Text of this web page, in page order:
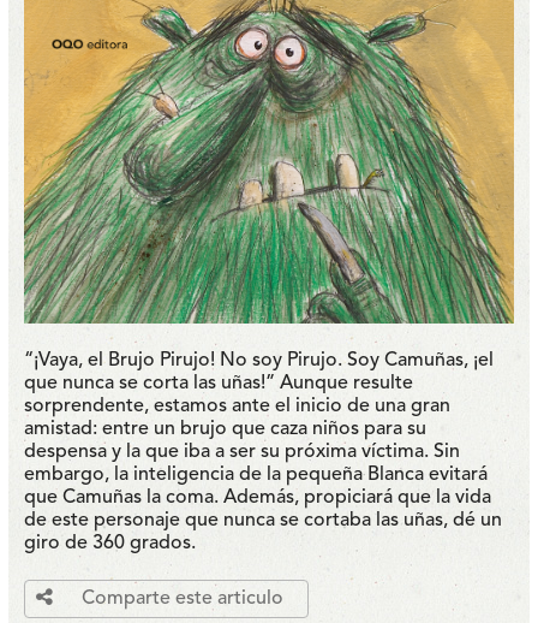
“¡Vaya, el Brujo Pirujo! No soy Pirujo. Soy Camuñas, ¡el
que nunca se corta las uñas!” Aunque resulte
sorprendente, estamos ante el inicio de una gran
amistad: entre un brujo que caza niños para su
despensa y la que iba a ser su próxima víctima. Sin
embargo, la inteligencia de la pequeña Blanca evitará
que Camuñas la coma. Además, propiciará que la vida
de este personaje que nunca se cortaba las uñas, dé un
giro de 360 grados.
Comparte este articulo